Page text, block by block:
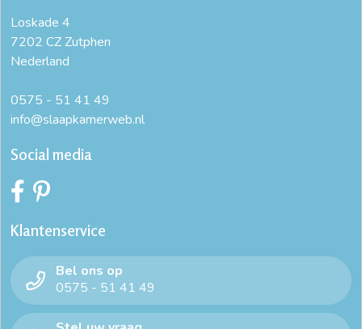
Loskade 4
7202 CZ Zutphen
Nederland
0575 - 51 41 49
info@slaapkamerweb.nl
Social media
Klantenservice
Bel ons op
0575 - 51 41 49